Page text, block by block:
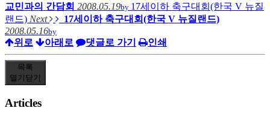
교민과의 간담회 2008.05.19by 17세이하 축구대회(한국 V 뉴질
랜드) Next
17세이하 축구대회(한국 V 뉴질랜드)
2008.05.16by
위로 아래로 댓글로 가기 인쇄
목록
열기 닫기
Articles